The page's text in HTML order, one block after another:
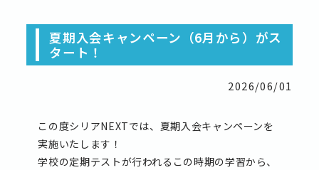
夏期入会キャンペーン（6月から）がス
タート！
2026/06/01
この度シリアNEXTでは、夏期入会キャンペーンを
実施いたします！
学校の定期テストが行われるこの時期の学習から、